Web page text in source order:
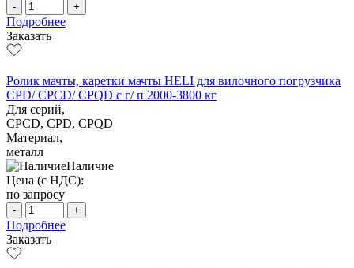
- +
Подробнее
Заказать
Ролик мачты, каретки мачты HELI для вилочного погрузчика
CPD/ CPCD/ CPQD с г/ п 2000-3800 кг
Для серий,
CPCD, CPD, CPQD
Материал,
металл
Наличие
Цена (с НДС):
по запросу
- +
Подробнее
Заказать